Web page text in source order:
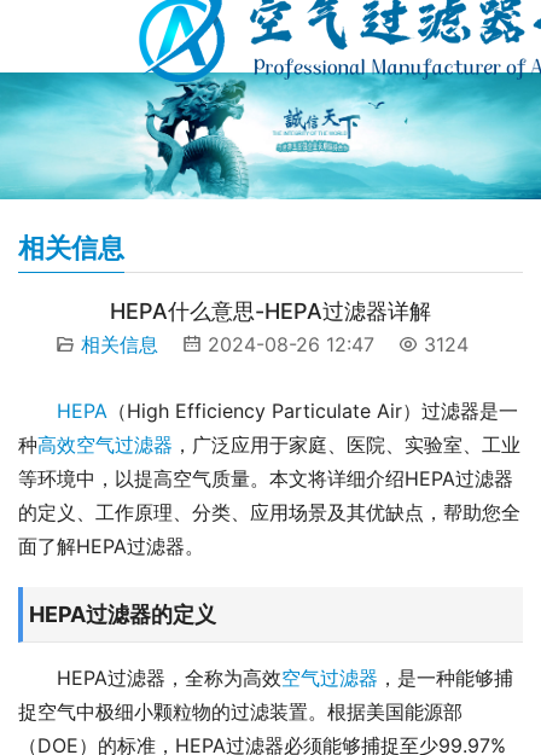
相关信息
HEPA什么意思-HEPA过滤器详解
相关信息 2024-08-26 12:47 3124
HEPA （High Efficiency Particulate Air）过滤器是一
种高效空气过滤器 ，广泛应用于家庭、医院、实验室、工业
等环境中，以提高空气质量。本文将详细介绍HEPA过滤器
的定义、工作原理、分类、应用场景及其优缺点，帮助您全
面了解HEPA过滤器。
HEPA过滤器的定义
HEPA过滤器，全称为高效空气过滤器 ，是一种能够捕
捉空气中极细小颗粒物的过滤装置。根据美国能源部
（DOE）的标准，HEPA过滤器必须能够捕捉至少99.97%